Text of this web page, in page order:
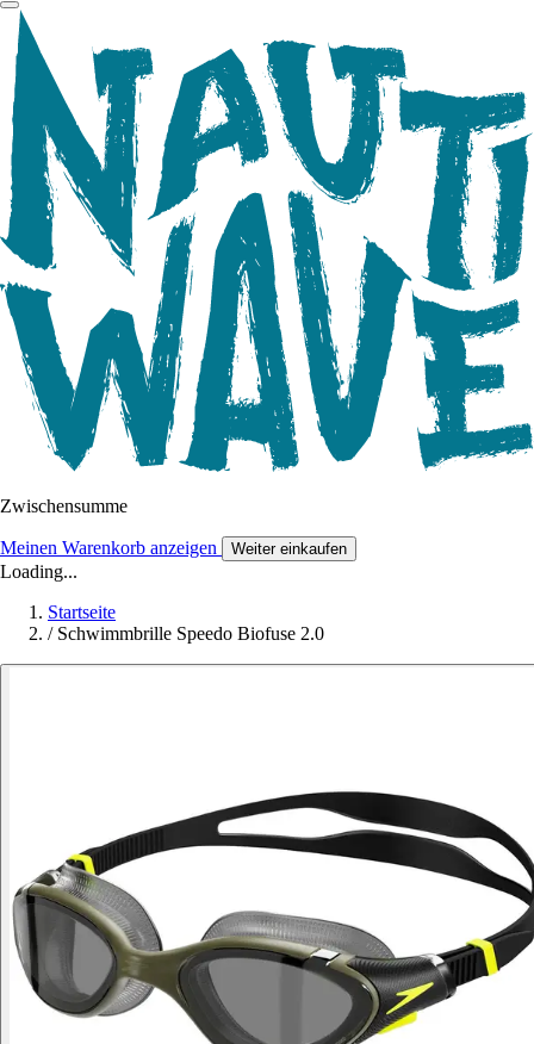
Zwischensumme
Meinen Warenkorb anzeigen Weiter einkaufen
Loading...
Startseite
/ Schwimmbrille Speedo Biofuse 2.0